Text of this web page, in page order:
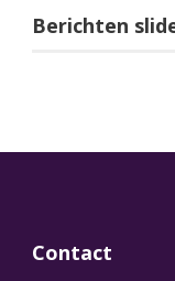
Berichten
Contact